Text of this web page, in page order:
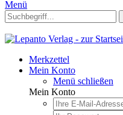
Menü
Merkzettel
Mein Konto
Menü schließen
Mein Konto